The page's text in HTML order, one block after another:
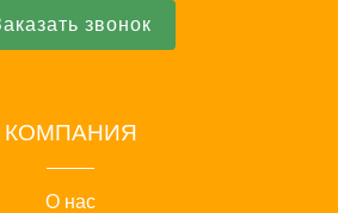
звонок
КОМПАНИЯ
О нас